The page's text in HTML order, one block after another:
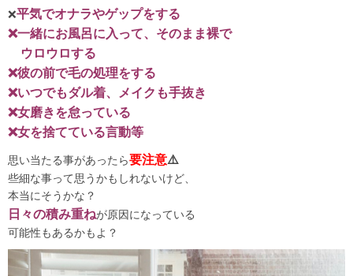
❌平気でオナラやゲップをする
❌一緒にお風呂に入って、そのまま裸で
ウロウロする
❌彼の前で毛の処理をする
❌いつでもダル着、メイクも手抜き
❌女磨きを怠っている
❌女を捨てている言動等
思い当たる事があったら要注意⚠️
些細な事って思うかもしれないけど、
本当にそうかな？
日々の積み重ねが原因になっている
可能性もあるかもよ？